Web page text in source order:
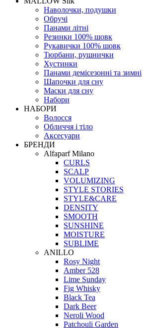
Наволочки, подушки
Обручі
Панами літні
Резинки 100% шовк
Рукавички 100% шовк
Тюрбани, рушнички
Хустинки
Панами демісезонні та зимні
Шапочки для сну
Маски для сну
Набори
НАБОРИ
Волосся
Обличчя і тіло
Аксесуари
БРЕНДИ
Alfaparf Milano
CURLS
SCALP
VOLUMIZING
STYLE STORIES
STYLE&CARE
DENSITY
SMOOTH
SUNSHINE
MOISTURE
SUBLIME
ANILLO
Rosy Night
Amber 528
Lime Sunday
Fig Whisky
Black Tea
Dark Beer
Neroli Wood
Patchouli Garden